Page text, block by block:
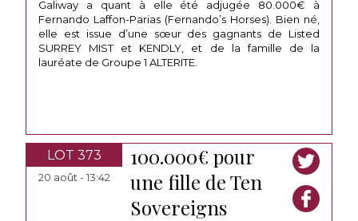
Galiway a quant à elle été adjugée 80.000€ à
Fernando Laffon-Parias (Fernando’s Horses). Bien né,
elle est issue d’une sœur des gagnants de Listed
SURREY MIST et KENDLY, et de la famille de la
lauréate de Groupe 1 ALTERITE.
LOT 373
20 août - 13:42
100.000€ pour
une fille de Ten
Sovereigns